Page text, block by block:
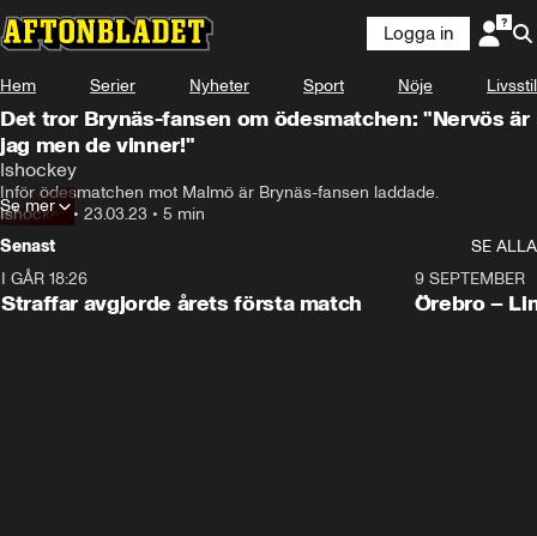
Logga in
Hem Serier Nyheter Sport Nöje Livsstil
Det tror Brynäs-fansen om ödesmatchen: "Nervös är
jag men de vinner!"
Ishockey
Inför ödesmatchen mot Malmö är Brynäs-fansen laddade.
Ishockey• 23.03.23 • 5 min
Se mer
Senast
SE ALLA
I GÅR 18:26
Straffar avgjorde årets första match
Plus
9 SEPTEMBER
Örebro –